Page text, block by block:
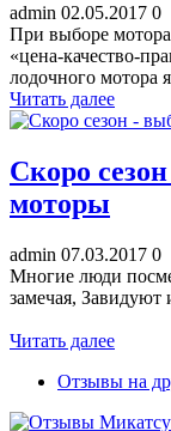
admin 02.05.2017 0
При выборе мотора
«цена-качество-
лодочного мотора
Читать далее
Скоро
моторы
admin 07.03.2017 0
Многие люди
замечая,
Читать далее
Отзывы на